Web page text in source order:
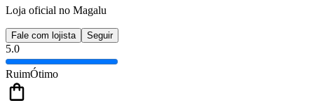
Loja oficial no Magalu
Fale com lojista Seguir
5.0
RuimÓtimo